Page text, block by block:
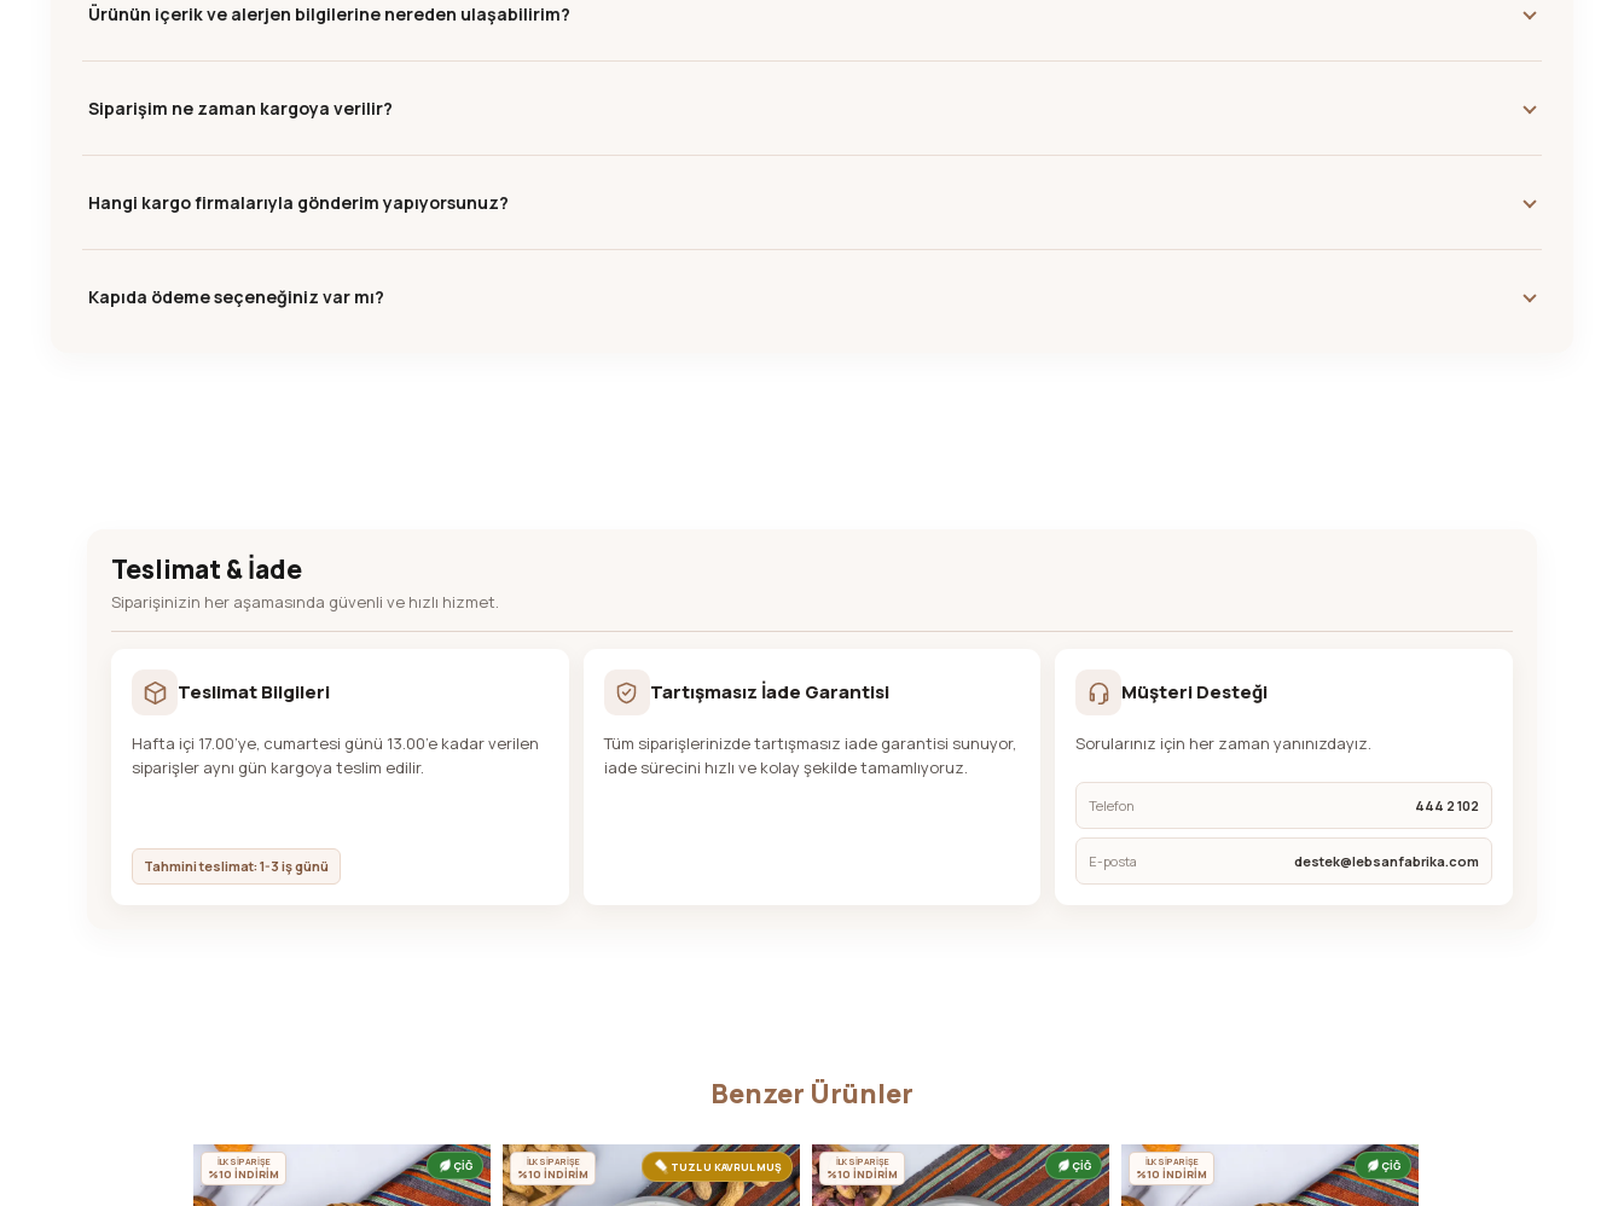
Ürünün içerik ve alerjen bilgilerine nereden ulaşabilirim?
Siparişim ne zaman kargoya verilir?
Hangi kargo firmalarıyla gönderim yapıyorsunuz?
Kapıda ödeme seçeneğiniz var mı?
Teslimat & İade
Siparişinizin her aşamasında güvenli ve hızlı hizmet.
Teslimat Bilgileri
Hafta içi 17.00’ye, cumartesi günü 13.00’e kadar verilen
siparişler aynı gün kargoya teslim edilir.
Tahmini teslimat: 1-3 iş günü
Tartışmasız İade Garantisi
Tüm siparişlerinizde tartışmasız iade garantisi sunuyor,
iade sürecini hızlı ve kolay şekilde tamamlıyoruz.
Müşteri Desteği
Sorularınız için her zaman yanınızdayız.
Telefon 444 2 102
E-posta destek@lebsanfabrika.com
Benzer Ürünler
ÇİĞ
İLK SİPARİŞE
%10 İNDİRİM TUZLU KAVRULMUŞ
İLK SİPARİŞE
%10 İNDİRİM
ÇİĞ
İLK SİPARİŞE
%10 İNDİRİM
ÇİĞ
İLK SİPARİŞE
%10 İNDİRİM